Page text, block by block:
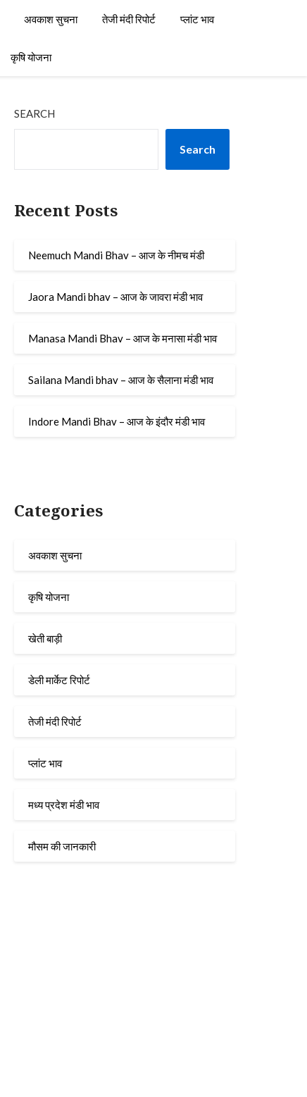
अवकाश सुचना तेजी मंदी रिपोर्ट प्लांट भाव
कृषि योजना
SEARCH
Search
Recent Posts
Neemuch Mandi Bhav – आज के नीमच मंडी
Jaora Mandi bhav – आज के जावरा मंडी भाव
Manasa Mandi Bhav – आज के मनासा मंडी भाव
Sailana Mandi bhav – आज के सैलाना मंडी भाव
Indore Mandi Bhav – आज के इंदौर मंडी भाव
Categories
अवकाश सुचना
कृषि योजना
खेती बाड़ी
डेली मार्केट रिपोर्ट
तेजी मंदी रिपोर्ट
प्लांट भाव
मध्य प्रदेश मंडी भाव
मौसम की जानकारी